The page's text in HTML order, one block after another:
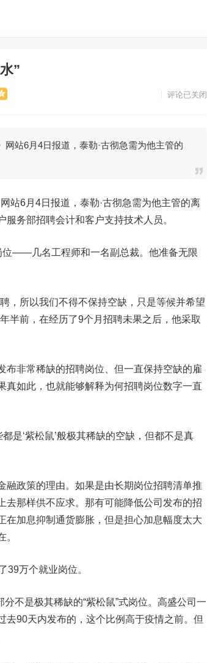
”
评论已关闭
站6月4日报道，泰勒·古彻急需为他主管的
站6月4日报道，泰勒·古彻急需为他主管的离
务部招聘会计和客户支持技术人员。
——几名工程师和一名副总裁。他准备无限
所以我们不得不保持空缺，只是等候并希望
半前，在经历了9个月招聘未果之后，他采取
非常稀缺的招聘岗位、但一直保持空缺的雇
真如此，也就能够解释为何招聘岗位数字一直
‘紫松鼠’般极其稀缺的空缺，但都不是真
政策的理由。如果是由长期岗位招聘清单推
去那样供不应求。那有可能降低公司发布的招
在加息抑制通货膨胀，但是担心加息幅度太大
。
万个就业岗位。
是极其稀缺的“紫松鼠”式岗位。高盛公司一
90天内发布的，这个比例高于疫情之前。但